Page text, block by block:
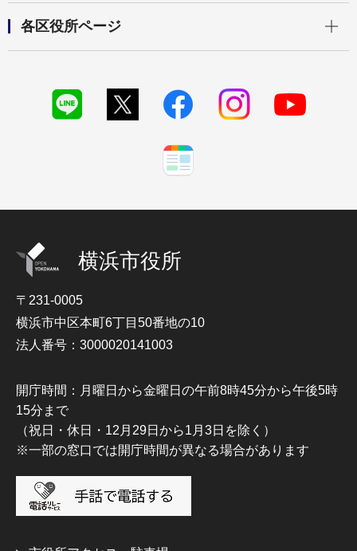
各区役所ページ
横浜市役所
〒231-0005
横浜市中区本町6丁目50番地の10
法人番号：3000020141003
開庁時間：月曜日から金曜日の午前8時45分から午後5時
15分まで
（祝日・休日・12月29日から1月3日を除く）
※一部の窓口では開庁時間が異なる場合があります